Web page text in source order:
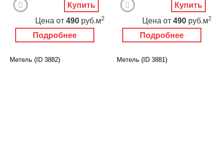
Подробнее
Цена от 490 руб.м2
Купить
Подробнее
Цена от 490 руб.м2
Купить
Метель (ID 3882) Метель (ID 3881)